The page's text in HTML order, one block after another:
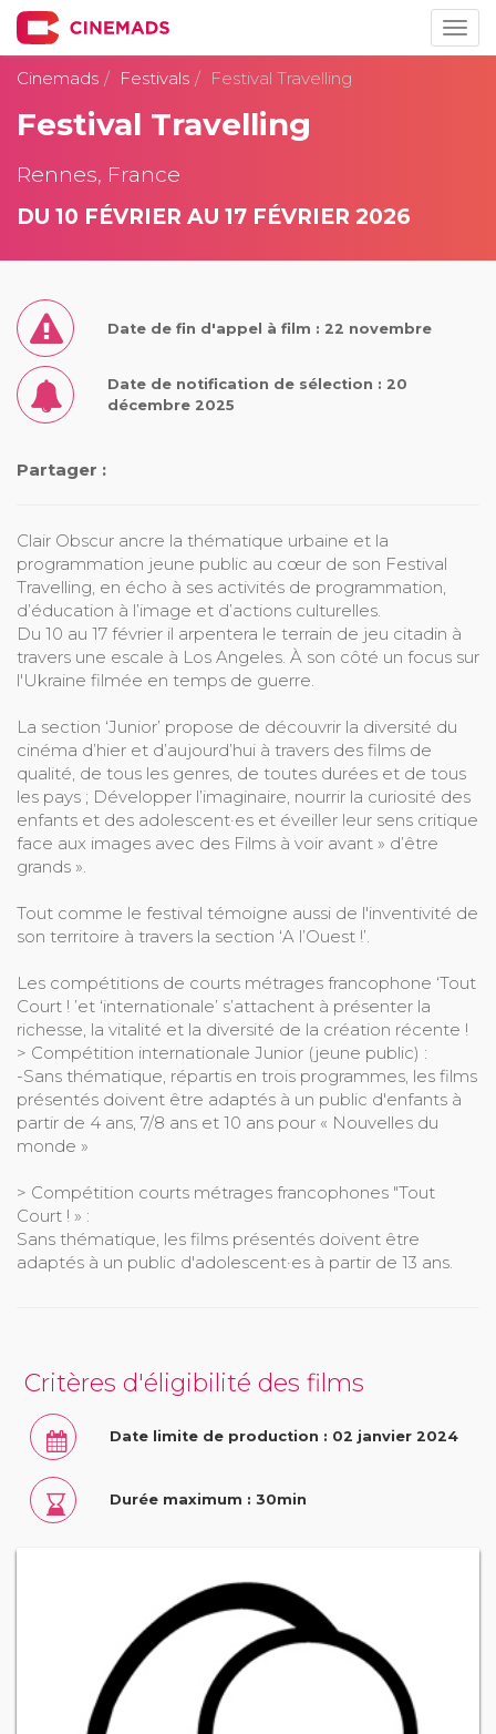
Cinemads
Festivals Festival Travelling
Festival Travelling
Rennes, France
DU 10 FÉVRIER AU 17 FÉVRIER 2026
Date de fin d'appel à film : 22 novembre
Date de notification de sélection : 20
décembre 2025
Partager :
Clair Obscur ancre la thématique urbaine et la
programmation jeune public au cœur de son Festival
Travelling, en écho à ses activités de programmation,
d’éducation à l’image et d’actions culturelles.
Du 10 au 17 février il arpentera le terrain de jeu citadin à
travers une escale à Los Angeles. À son côté un focus sur
l'Ukraine filmée en temps de guerre.
La section ‘Junior’ propose de découvrir la diversité du
cinéma d’hier et d’aujourd’hui à travers des films de
qualité, de tous les genres, de toutes durées et de tous
les pays ; Développer l’imaginaire, nourrir la curiosité des
enfants et des adolescent·es et éveiller leur sens critique
face aux images avec des Films à voir avant » d’être
grands ».
Tout comme le festival témoigne aussi de l'inventivité de
son territoire à travers la section ‘A l’Ouest !’.
Les compétitions de courts métrages francophone ‘Tout
Court ! ’et ‘internationale’ s’attachent à présenter la
richesse, la vitalité et la diversité de la création récente !
> Compétition internationale Junior (jeune public) :
-Sans thématique, répartis en trois programmes, les films
présentés doivent être adaptés à un public d'enfants à
partir de 4 ans, 7/8 ans et 10 ans pour « Nouvelles du
monde »
> Compétition courts métrages francophones "Tout
Court ! » :
Sans thématique, les films présentés doivent être
adaptés à un public d'adolescent·es à partir de 13 ans.
Critères d'éligibilité des films
Date limite de production : 02 janvier 2024
Durée maximum : 30min